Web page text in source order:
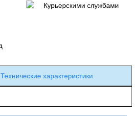
Курьерскими службами
Технические характеристики